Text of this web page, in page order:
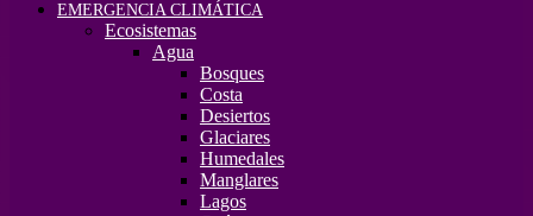
EMERGENCIA CLIMÁTICA
Ecosistemas
Agua
Bosques
Costa
Desiertos
Glaciares
Humedales
Manglares
Lagos